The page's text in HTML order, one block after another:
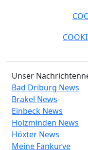
Unser
Bad Driburg News
Brakel News
Einbeck News
Holzminden News
Höxter News
Meine Fankurve